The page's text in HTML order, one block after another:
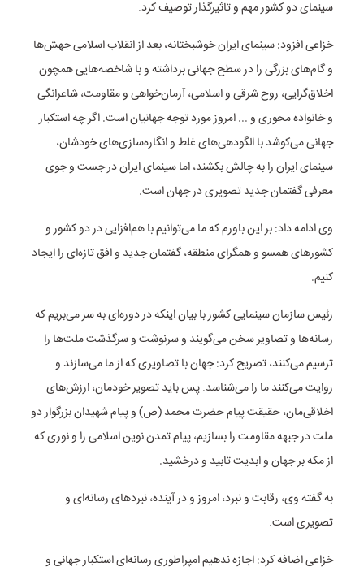
سینمای دو کشور مهم و تاثیرگذار توصیف کرد.
خزاعی افزود: سینمای ایران خوشبختانه، بعد از انقلاب اسلامی جهش‌ها
و گام‌های بزرگی را در سطح جهانی برداشته و با شاخصه‌هایی همچون
اخلاق‌گرایی، روح شرقی و اسلامی، آرمان‌خواهی و مقاومت، شاعرانگی
و خانواده محوری و ... امروز مورد توجه جهانیان است. اگر چه استکبار
جهانی می‌کوشد با الگودهی‌های غلط و انگاره‌سازی‌های خودشان،
سینمای ایران را به چالش بکشند، اما سینمای ایران در جست و جوی
معرفی گفتمان جدید تصویری در جهان است.
وی ادامه داد: بر این باورم که ما می‌توانیم با هم‌افزایی در دو کشور و
کشور‌های همسو و همگرای منطقه، گفتمان جدید و افق تازه‌ای را ایجاد
کنیم.
رئیس سازمان سینمایی کشور با بیان اینکه در دوره‌ای به سر می‌بریم که
رسانه‌ها و تصاویر سخن می‌گویند و سرنوشت و سرگذشت ملت‌ها را
ترسیم می‌کنند، تصریح کرد: جهان با تصاویری که از ما می‌سازند و
روایت می‌کنند ما را می‌شناسد. پس باید تصویر خودمان، ارزش‌های
اخلاقی‌مان، حقیقت پیام حضرت محمد (ص) و پیام شهیدان بزرگوار دو
ملت در جبهه مقاومت را بسازیم، پیام تمدن نوین اسلامی را و نوری که
از مکه بر جهان و ابدیت تابید و درخشید.
به گفته وی، رقابت و نبرد، امروز و در آینده، نبرد‌های رسانه‌ای و
تصویری است.
خزاعی اضافه کرد: اجازه ندهیم امپراطوری رسانه‌ای استکبار جهانی و